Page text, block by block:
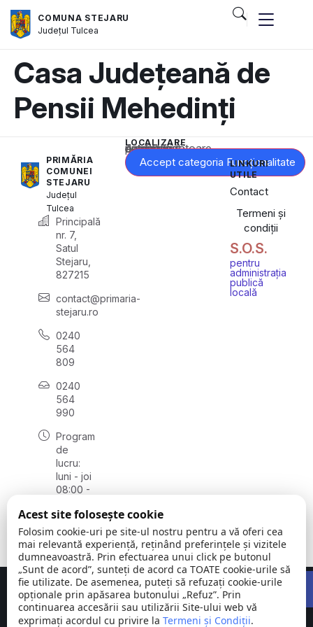
COMUNA STEJARU
Județul Tulcea
Casa Județeană de
Pensii Mehedinți
PRIMĂRIA
COMUNEI
STEJARU
Județul
Tulcea
Principală
nr. 7,
Satul
Stejaru,
827215
contact@primaria-
stejaru.ro
0240
564
809
0240
564
990
Program
de
lucru:
luni - joi
08:00 -
vineri
08:00 -
14:00
LOCALIZARE
Acest conținut este blocat până când acceptați categoria corespunzătoare de cookie-uri.
Accept categoria Funcționalitate
LINKURI
UTILE
Contact
Termeni și
condiții
S.O.S.
pentru
administrația
publică
locală
Comuna © Toate
Concept realizat deBig Media Relații Publice SRL
Acest site folosește cookie
Folosim cookie-uri pe site-ul nostru pentru a vă oferi cea
mai relevantă experiență, reținând preferințele și vizitele
dumneavoastră. Prin efectuarea unui click pe butonul
„Sunt de acord”, sunteți de acord ca TOATE cookie-urile să
fie utilizate. De asemenea, puteți să refuzați cookie-urile
opționale prin apăsarea butonului „Refuz”. Prin
continuarea accesării sau utilizării Site-ului web vă
exprimați acordul cu privire la Termeni și Condiții.